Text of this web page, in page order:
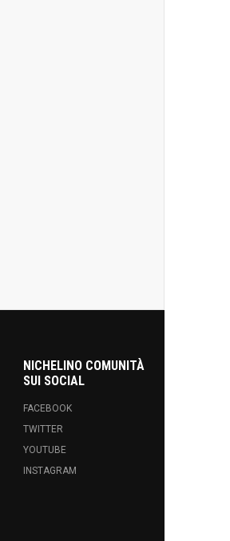
NICHELINO COMUNITÀ
SUI SOCIAL
FACEBOOK
TWITTER
YOUTUBE
INSTAGRAM